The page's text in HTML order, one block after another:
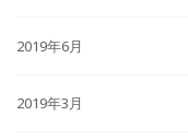
2019年6月
2019年3月